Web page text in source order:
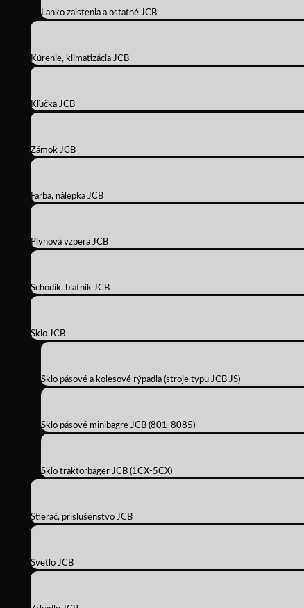
Lanko zaistenia a ostatné JCB
Kúrenie, klimatizácia JCB
Kľučka JCB
Zámok JCB
Farba, nálepka JCB
Plynová vzpera JCB
Schodík, blatník JCB
Sklo JCB
Sklo pásové a kolesové rýpadla (stroje typu JCB JS)
Sklo pásové minibagre JCB (801-8085)
Sklo traktorbager JCB (1CX-5CX)
Stierač, príslušenstvo JCB
Svetlo JCB